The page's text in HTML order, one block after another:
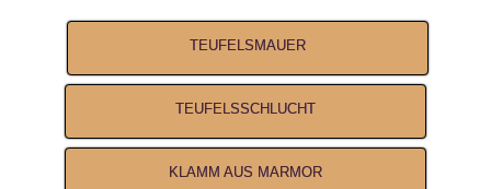
TEUFELSMAUER
TEUFELSSCHLUCHT
KLAMM AUS MARMOR